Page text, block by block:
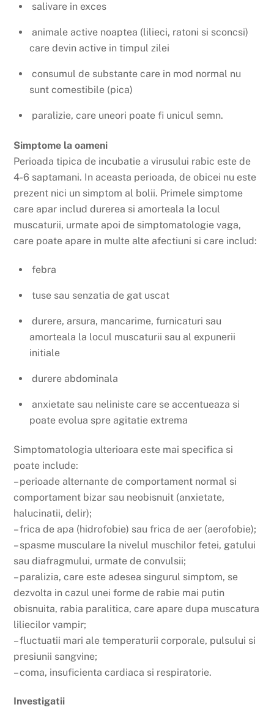
salivare in exces
animale active noaptea (lilieci, ratoni si sconcsi)
care devin active in timpul zilei
consumul de substante care in mod normal nu
sunt comestibile (pica)
paralizie, care uneori poate fi unicul semn.
Simptome la oameni
Perioada tipica de incubatie a virusului rabic este de
4-6 saptamani. In aceasta perioada, de obicei nu este
prezent nici un simptom al bolii. Primele simptome
care apar includ durerea si amorteala la locul
muscaturii, urmate apoi de simptomatologie vaga,
care poate apare in multe alte afectiuni si care includ:
febra
tuse sau senzatia de gat uscat
durere, arsura, mancarime, furnicaturi sau
amorteala la locul muscaturii sau al expunerii
initiale
durere abdominala
anxietate sau neliniste care se accentueaza si
poate evolua spre agitatie extrema
Simptomatologia ulterioara este mai specifica si
poate include:
– perioade alternante de comportament normal si
comportament bizar sau neobisnuit (anxietate,
halucinatii, delir);
– frica de apa (hidrofobie) sau frica de aer (aerofobie);
– spasme musculare la nivelul muschilor fetei, gatului
sau diafragmului, urmate de convulsii;
– paralizia, care este adesea singurul simptom, se
dezvolta in cazul unei forme de rabie mai putin
obisnuita, rabia paralitica, care apare dupa muscatura
liliecilor vampir;
– fluctuatii mari ale temperaturii corporale, pulsului si
presiunii sangvine;
– coma, insuficienta cardiaca si respiratorie.
Investigatii